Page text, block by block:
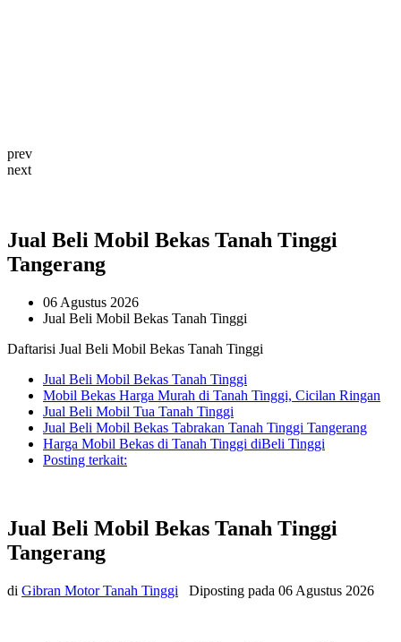
prev
next
Jual Beli Mobil Bekas Tanah Tinggi
Tangerang
06 Agustus 2026
Jual Beli Mobil Bekas Tanah Tinggi
Daftarisi Jual Beli Mobil Bekas Tanah Tinggi
Jual Beli Mobil Bekas Tanah Tinggi
Mobil Bekas Harga Murah di Tanah Tinggi, Cicilan Ringan
Jual Beli Mobil Tua Tanah Tinggi
Jual Beli Mobil Bekas Tabrakan Tanah Tinggi Tangerang
Harga Mobil Bekas di Tanah Tinggi diBeli Tinggi
Posting terkait:
Jual Beli Mobil Bekas Tanah Tinggi
Tangerang
di Gibran Motor Tanah Tinggi Diposting pada 06 Agustus 2026